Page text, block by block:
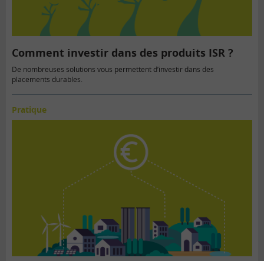
Comment investir dans des produits ISR ?
De nombreuses solutions vous permettent d’investir dans des
placements durables.
Pratique